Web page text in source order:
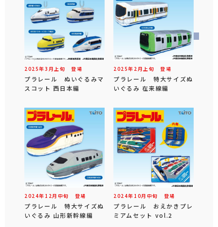
2025年3 月 上旬 登場
プラレール ぬいぐるみマ
スコット 西日本編
2025年 2 月 上旬 登場
プラレール 特大サイズぬ
いぐるみ 在来線編
2024年 12 月 中旬 登場
プラレール 特大サイズぬ
いぐるみ 山形新幹線編
2024年 10月 中旬 登場
プラレール おえかきプレ
ミアムセット vol.2